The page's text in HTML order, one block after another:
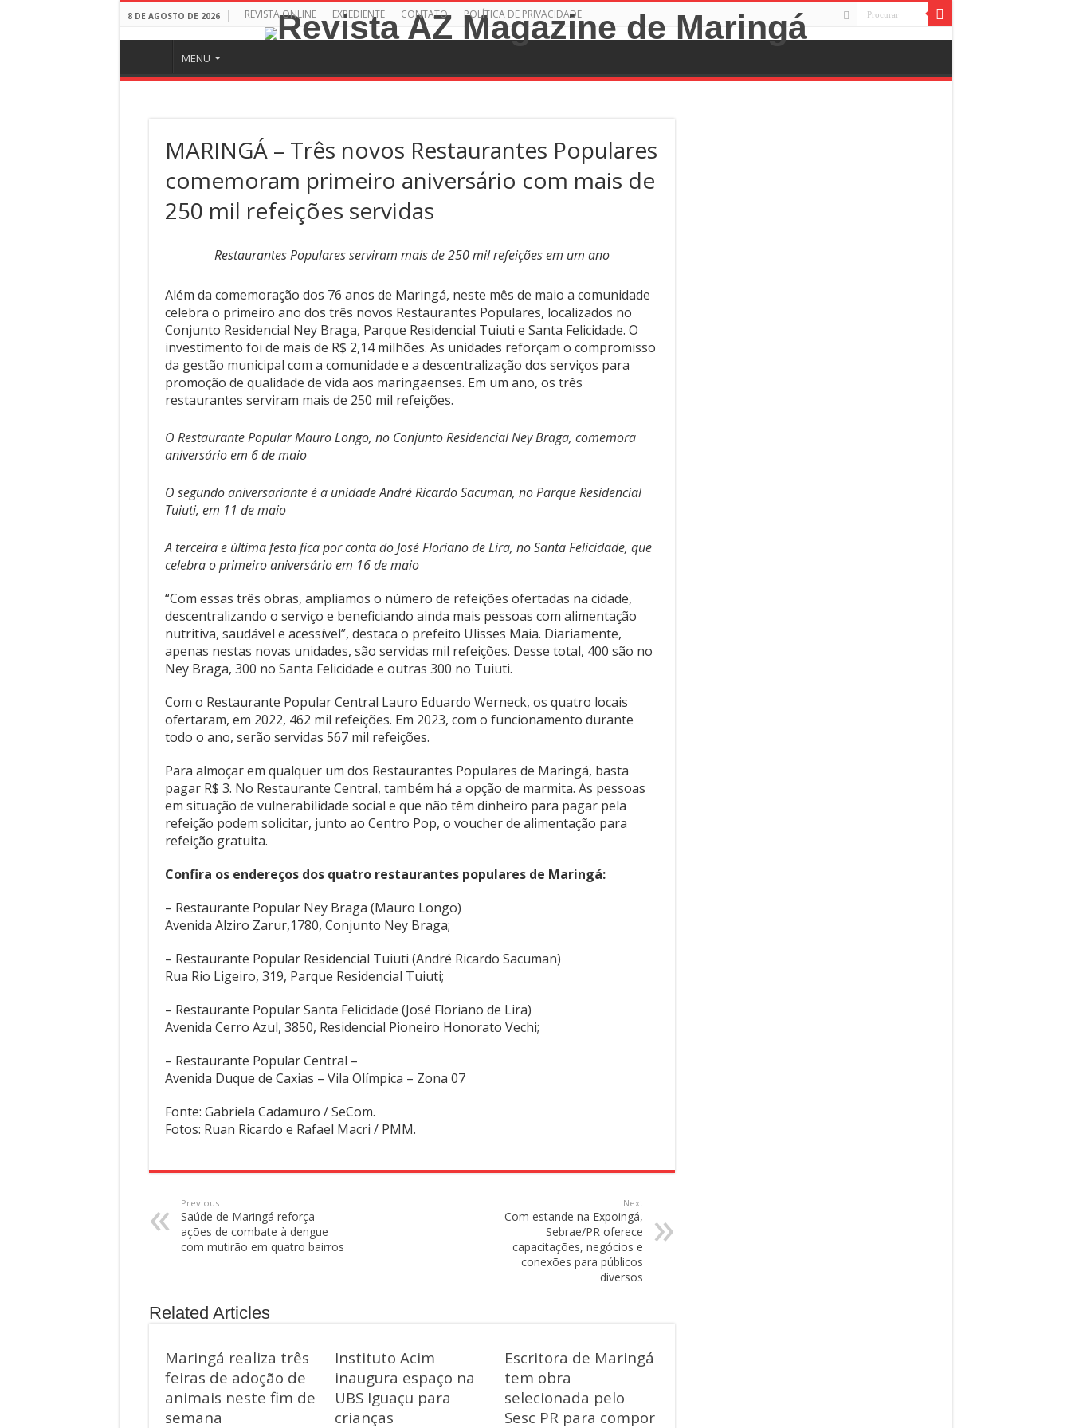
8 DE AGOSTO DE 2026 REVISTA ONLINE EXPEDIENTE CONTATO POLÍTICA DE PRIVACIDADE
MENU
MARINGÁ – Três novos Restaurantes Populares
comemoram primeiro aniversário com mais de
250 mil refeições servidas
Restaurantes Populares serviram mais de 250 mil refeições em um ano
Além da comemoração dos 76 anos de Maringá, neste mês de maio a comunidade
celebra o primeiro ano dos três novos Restaurantes Populares, localizados no
Conjunto Residencial Ney Braga, Parque Residencial Tuiuti e Santa Felicidade. O
investimento foi de mais de R$ 2,14 milhões. As unidades reforçam o compromisso
da gestão municipal com a comunidade e a descentralização dos serviços para
promoção de qualidade de vida aos maringaenses. Em um ano, os três
restaurantes serviram mais de 250 mil refeições.
O Restaurante Popular Mauro Longo, no Conjunto Residencial Ney Braga, comemora
aniversário em 6 de maio
O segundo aniversariante é a unidade André Ricardo Sacuman, no Parque Residencial
Tuiuti, em 11 de maio
A terceira e última festa fica por conta do José Floriano de Lira, no Santa Felicidade, que
celebra o primeiro aniversário em 16 de maio
“Com essas três obras, ampliamos o número de refeições ofertadas na cidade,
descentralizando o serviço e beneficiando ainda mais pessoas com alimentação
nutritiva, saudável e acessível”, destaca o prefeito Ulisses Maia. Diariamente,
apenas nestas novas unidades, são servidas mil refeições. Desse total, 400 são no
Ney Braga, 300 no Santa Felicidade e outras 300 no Tuiuti.
Com o Restaurante Popular Central Lauro Eduardo Werneck, os quatro locais
ofertaram, em 2022, 462 mil refeições. Em 2023, com o funcionamento durante
todo o ano, serão servidas 567 mil refeições.
Para almoçar em qualquer um dos Restaurantes Populares de Maringá, basta
pagar R$ 3. No Restaurante Central, também há a opção de marmita. As pessoas
em situação de vulnerabilidade social e que não têm dinheiro para pagar pela
refeição podem solicitar, junto ao Centro Pop, o voucher de alimentação para
refeição gratuita.
Confira os endereços dos quatro restaurantes populares de Maringá:
– Restaurante Popular Ney Braga (Mauro Longo)
Avenida Alziro Zarur,1780, Conjunto Ney Braga;
– Restaurante Popular Residencial Tuiuti (André Ricardo Sacuman)
Rua Rio Ligeiro, 319, Parque Residencial Tuiuti;
– Restaurante Popular Santa Felicidade (José Floriano de Lira)
Avenida Cerro Azul, 3850, Residencial Pioneiro Honorato Vechi;
– Restaurante Popular Central –
Avenida Duque de Caxias – Vila Olímpica – Zona 07
Fonte: Gabriela Cadamuro / SeCom.
Fotos: Ruan Ricardo e Rafael Macri / PMM.
Previous
Saúde de Maringá reforça
ações de combate à dengue
com mutirão em quatro bairros
Next
Com estande na Expoingá,
Sebrae/PR oferece
capacitações, negócios e
conexões para públicos
diversos
Related Articles
Maringá realiza três
feiras de adoção de
animais neste fim de
semana
Instituto Acim
inaugura espaço na
UBS Iguaçu para
crianças
Escritora de Maringá
tem obra
selecionada pelo
Sesc PR para compor